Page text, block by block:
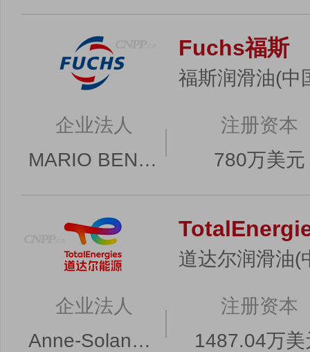
Fuchs福斯
福斯润滑油(中
企业法人
MARIO BENJAMIN GEHRLEIN
注册资本
780万美元
道达尔润滑油(
企业法人
Anne-Solange RENOUARD
注册资本
1487.04万美